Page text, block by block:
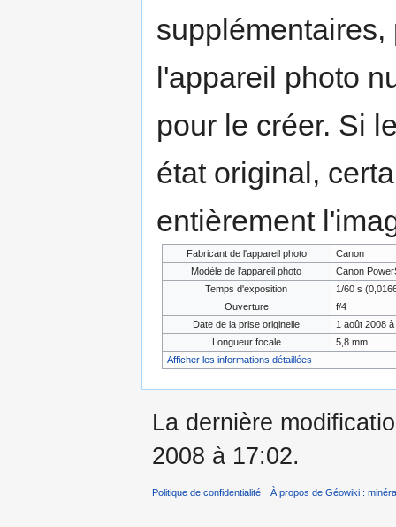
l'appareil photo
pour le créer. Si
état original,
entièrement
Fabricant de l'appareil photo
Canon
Modèle de l'appareil photo
Canon
Temps d'exposition
1/60 s
Ouverture
f/4
Date de la prise originelle
1 août 2008 à
Longueur focale
5,8 mm
Afficher les informations détaillées
La dernière
2008 à 17:02.
Politique de confidentialité À propos de Géowiki :